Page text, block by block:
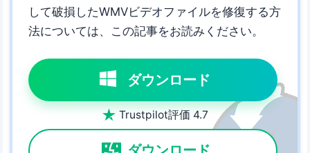
して破損したWMVビデオファイルを修復する方
法については、この記事をお読みください。
ダウンロード
 Trustpilot評価 4.7